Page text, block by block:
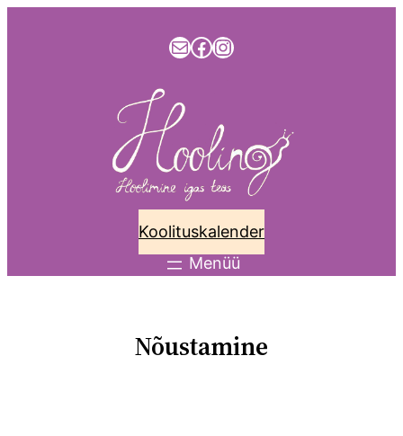
info@hooling.ee
Facebook
Instagram
Koolituskalender
Nõustamine